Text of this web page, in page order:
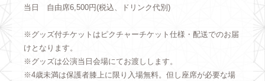
当日 自由席6,500円(税込、ドリンク代別)
※グッズ付チケットはピクチャーチケット仕様・配送でのお届
けとなります。
※グッズは公演当日会場にてお渡しします。
※4歳未満は保護者膝上に限り入場無料。但し座席が必要な場